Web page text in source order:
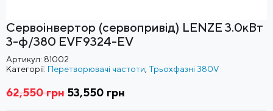
Сервоінвертор (сервопривід) LENZE 3.0кВт
3-ф/380 EVF9324-EV
Артикул: 81002
Категорії: Перетворювачі частоти Трьохфазні 380V
62,550грн Оригінальна
53,550 грн